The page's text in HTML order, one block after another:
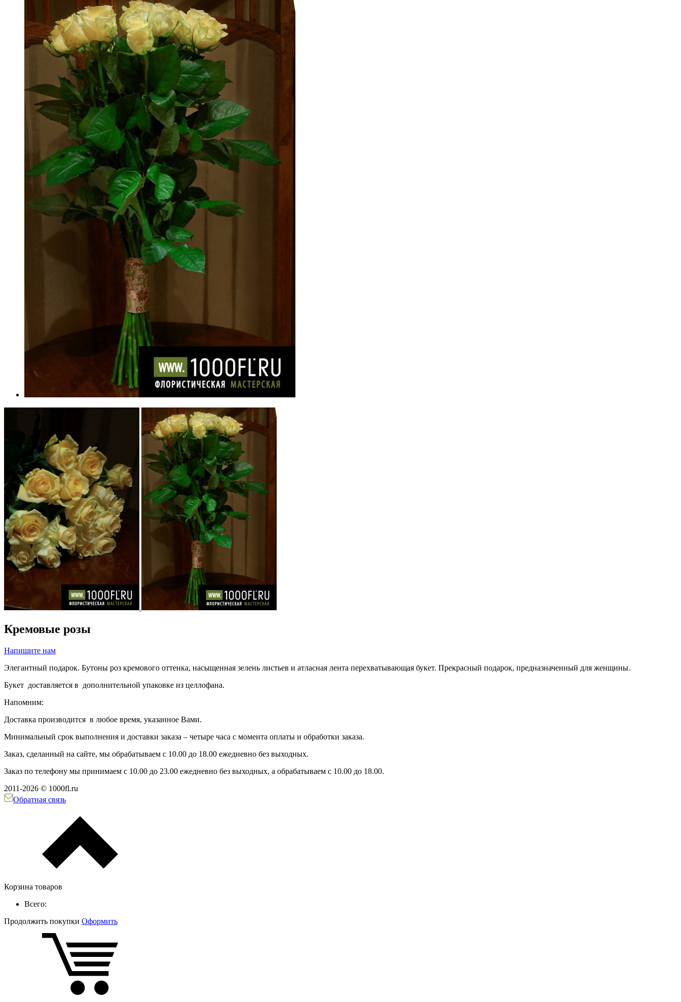
Кремовые розы
Напишите нам
Элегантный подарок. Бутоны роз кремового оттенка, насыщенная зелень листьев и атласная лента перехватывающая букет. Прекрасный подарок, предназначенный для женщины.
Букет доставляется в дополнительной упаковке из целлофана.
Напомним:
Доставка производится в любое время, указанное Вами.
Минимальный срок выполнения и доставки заказа – четыре часа с момента оплаты и обработки заказа.
Заказ, сделанный на сайте, мы обрабатываем с 10.00 до 18.00 ежедневно без выходных.
Заказ по телефону мы принимаем с 10.00 до 23.00 ежедневно без выходных, а обрабатываем с 10.00 до 18.00.
2011-2026 © 1000fl.ru
Обратная связь
Корзина товаров
Всего:
Продолжить покупки Оформить